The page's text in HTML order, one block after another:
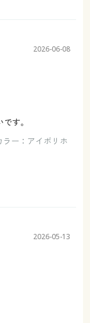
2026-06-08
す。
ー：アイボリホ
2026-05-13